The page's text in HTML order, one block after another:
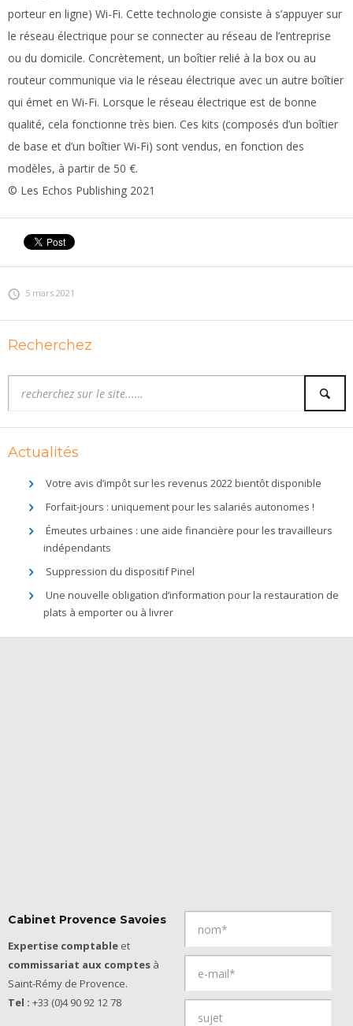
porteur en ligne) Wi-Fi. Cette technologie consiste à s’appuyer sur
le réseau électrique pour se connecter au réseau de l’entreprise
ou du domicile. Concrètement, un boîtier relié à la box ou au
routeur communique via le réseau électrique avec un autre boîtier
qui émet en Wi-Fi. Lorsque le réseau électrique est de bonne
qualité, cela fonctionne très bien. Ces kits (composés d’un boîtier
de base et d’un boîtier Wi-Fi) sont vendus, en fonction des
modèles, à partir de 50 €.
© Les Echos Publishing 2021
5 mars 2021
Recherchez
Actualités
Votre avis d’impôt sur les revenus 2022 bientôt disponible
Forfait-jours : uniquement pour les salariés autonomes !
Émeutes urbaines : une aide financière pour les travailleurs
indépendants
Suppression du dispositif Pinel
Une nouvelle obligation d’information pour la restauration de
plats à emporter ou à livrer
Cabinet Provence Savoies
Expertise comptable et
commissariat aux comptes à
Saint-Rémy de Provence.
Tel : +33 (0)4 90 92 12 78